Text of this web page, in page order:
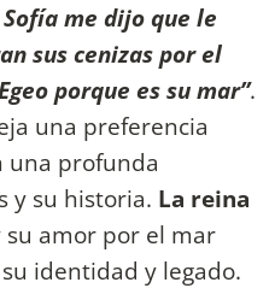
me dijo que le
sus cenizas por el
porque es su mar”.
una preferencia
una profunda
y su historia. La reina
su amor por el mar
identidad y legado.